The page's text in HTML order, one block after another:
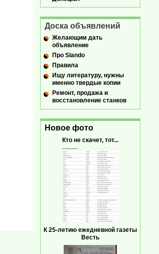
Доска объявлений
Желающим дать
объявление
Про Slando
Правила
Ищу литературу, нужны
именно твердые копии
Ремонт, продажа и
восстановление станков
Новое фото
Кто не скачет, тот...
К 25-летию ежедневной газеты
Весть